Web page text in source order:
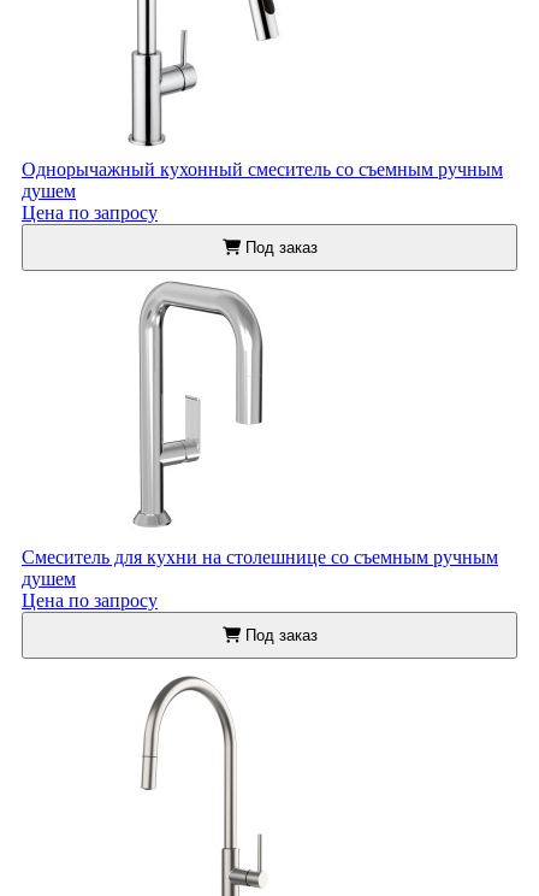
Однорычажный кухонный смеситель со съемным ручным
душем
Цена по запросу
Под заказ
Смеситель для кухни на столешнице со съемным ручным
душем
Цена по запросу
Под заказ